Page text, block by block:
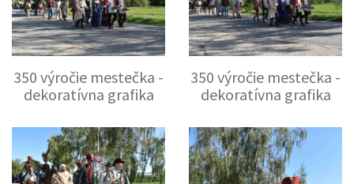
350 výročie mestečka -
dekoratívna grafika
350 výročie mestečka -
dekoratívna grafika